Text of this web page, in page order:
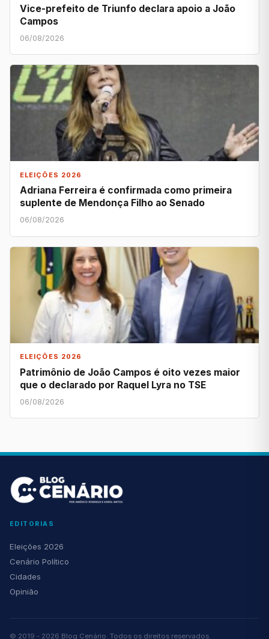
Vice-prefeito de Triunfo declara apoio a João
Campos
06/08/2026
ELEIÇÕES 2026
Adriana Ferreira é confirmada como primeira
suplente de Mendonça Filho ao Senado
06/08/2026
ELEIÇÕES 2026
Patrimônio de João Campos é oito vezes maior
que o declarado por Raquel Lyra no TSE
06/08/2026
EDITORIAS
Eleições 2026
Cenário Político
Cidades
Opinião
© 2019 - 2026 Blog Cenário. Todos os direitos reservados.